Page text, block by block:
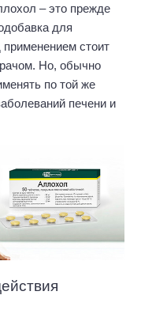
– это прежде
для
стоит
Но, обычно
по той же
печени и